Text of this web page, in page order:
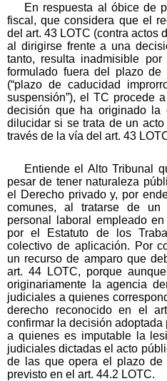
En respuesta al óbice de
fiscal, que considera que el
del art. 43 LOTC (contra actos
al dirigirse frente a una
tanto, resulta inadmisible por
formulado fuera del plazo
(“plazo de caducidad
suspensión”), el TC procede
decisión que ha originado la
dilucidar si se trata de un
través de la vía del art. 43
Entiende el Alto Tribunal
pesar de tener naturaleza
el Derecho privado y, por
comunes, al tratarse de
personal laboral empleado
por el Estatuto de los
colectivo de aplicación. Por
un recurso de amparo que
art. 44 LOTC, porque
originariamente la agencia
judiciales a quienes
derecho reconocido en el
confirmar la decisión
a quienes es imputable la
judiciales dictadas el acto
de las que opera el plazo de
previsto en el art. 44.2 LOTC.